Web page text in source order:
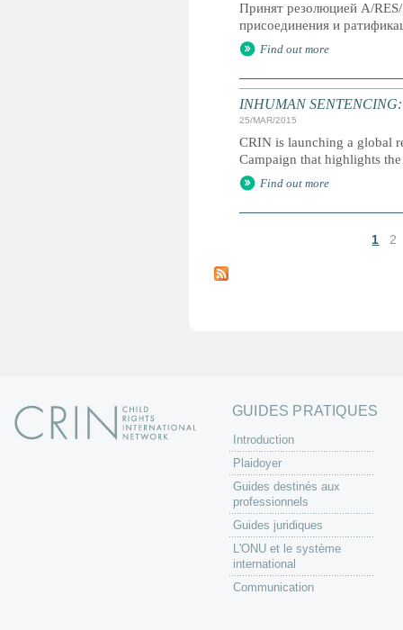
Принят резолюцией A/
присоединения и
Find out more
INHUMAN
25/MAR/2015
CRIN is launching a global
Campaign that highlights
Find out more
a
1 2
GUIDES PRATIQUES
Introduction
Plaidoyer
Guides destinés aux
professionnels
Guides juridiques
L'ONU et le système
international
Communication